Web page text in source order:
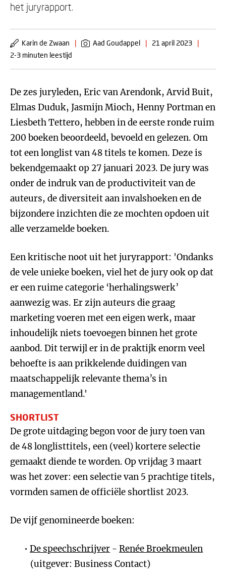
het juryrapport.
Karin de Zwaan | Aad Goudappel | 21 april 2023
|
2-3 minuten leestijd
De zes juryleden, Eric van Arendonk, Arvid Buit,
Elmas Duduk, Jasmijn Mioch, Henny Portman en
Liesbeth Tettero, hebben in de eerste ronde ruim
200 boeken beoordeeld, bevoeld en gelezen. Om
tot een longlist van 48 titels te komen. Deze is
bekendgemaakt op 27 januari 2023. De jury was
onder de indruk van de productiviteit van de
auteurs, de diversiteit aan invalshoeken en de
bijzondere inzichten die ze mochten opdoen uit
alle verzamelde boeken.
Een kritische noot uit het juryrapport: 'Ondanks
de vele unieke boeken, viel het de jury ook op dat
er een ruime categorie ‘herhalingswerk’
aanwezig was. Er zijn auteurs die graag
marketing voeren met een eigen werk, maar
inhoudelijk niets toevoegen binnen het grote
aanbod. Dit terwijl er in de praktijk enorm veel
behoefte is aan prikkelende duidingen van
maatschappelijk relevante thema’s in
managementland.'
SHORTLIST
De grote uitdaging begon voor de jury toen van
de 48 longlisttitels, een (veel) kortere selectie
gemaakt diende te worden. Op vrijdag 3 maart
was het zover: een selectie van 5 prachtige titels,
vormden samen de officiële shortlist 2023.
De vijf genomineerde boeken:
De speechschrijver -Renée Broekmeulen
(uitgever: Business Contact)